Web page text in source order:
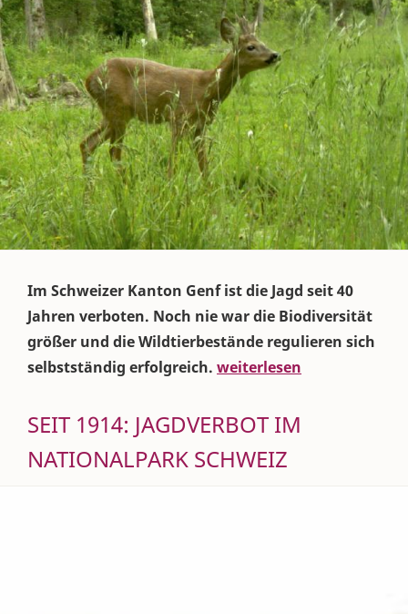
Im Schweizer Kanton Genf ist die Jagd seit 40
Jahren verboten. Noch nie war die Biodiversität
größer und die Wildtierbestände regulieren sich
selbstständig erfolgreich. weiterlesen
SEIT 1914: JAGDVERBOT IM
NATIONALPARK SCHWEIZ